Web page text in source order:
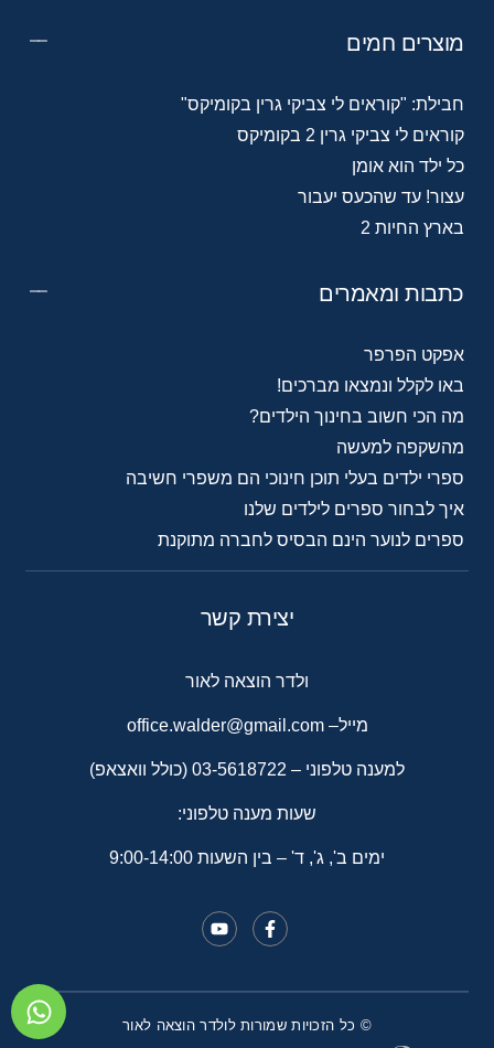
מוצרים חמים
חבילת: "קוראים לי צביקי גרין בקומיקס"
קוראים לי צביקי גרין 2 בקומיקס
כל ילד הוא אומן
עצור! עד שהכעס יעבור
בארץ החיות 2
כתבות ומאמרים
אפקט הפרפר
באו לקלל ונמצאו מברכים!
מה הכי חשוב בחינוך הילדים?
מהשקפה למעשה
ספרי ילדים בעלי תוכן חינוכי הם משפרי חשיבה
איך לבחור ספרים לילדים שלנו
ספרים לנוער הינם הבסיס לחברה מתוקנת
יצירת קשר
ולדר הוצאה לאור
מייל–office.walder@gmail.com
למענה טלפוני – (כולל וואצאפ)
שעות מענה טלפוני:
ימים ב', ג', ד' – בין השעות 9:00-14:00
© כל הזכויות שמורות לולדר הוצאה לאור